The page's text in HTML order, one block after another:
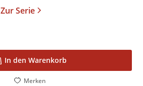
Zur Serie
In den Warenkorb
Merken